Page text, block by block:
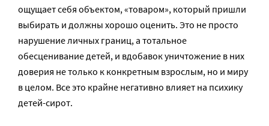
ощущает себя объектом, «товаром», который пришли
выбирать и должны хорошо оценить. Это не просто
нарушение личных границ, а тотальное
обесценивание детей, и вдобавок уничтожение в них
доверия не только к конкретным взрослым, но и миру
в целом. Все это крайне негативно влияет на психику
детей-сирот.